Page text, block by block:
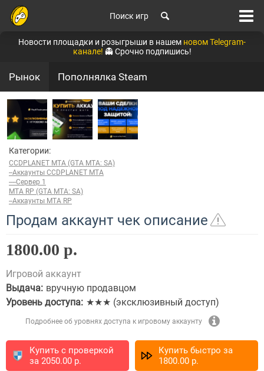
Поиск игр
Новости площадки и розыгрыши в нашем новом Telegram-
канале! 👻 Срочно подпишись!
Рынок Пополнялка Steam
Категории:
CCDPLANET MTA (GTA MTA: SA)
--Аккаунты CCDPLANET MTA
----Сервер 1
MTA RP (GTA MTA: SA)
--Аккаунты MTA RP
Продам аккаунт чек описание
1800.00 р.
Игровой аккаунт
Выдача: вручную продавцом
Уровень доступа: ★★★ (эксклюзивный доступ)
Подробнее об уровнях доступа к игровому аккаунту
Купить с проверкой
за 2050.00 p.
Купить быстро за
1800.00 p.